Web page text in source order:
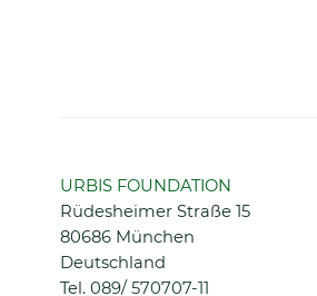
URBIS FOUNDATION
Rüdesheimer Straße 15
80686 München
Deutschland
Tel. 089/ 570707-11